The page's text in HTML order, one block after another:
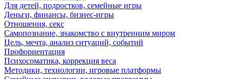
Для детей, подростков, семейные игры
Деньги, финансы, бизнес-игры
Отношения, секс
Самопознание, знакомство с внутренним миром
Цель, мечта, анализ ситуаций, событий
Профориентация
Психосоматика, коррекция веса
Методики, технологии, игровые платформы